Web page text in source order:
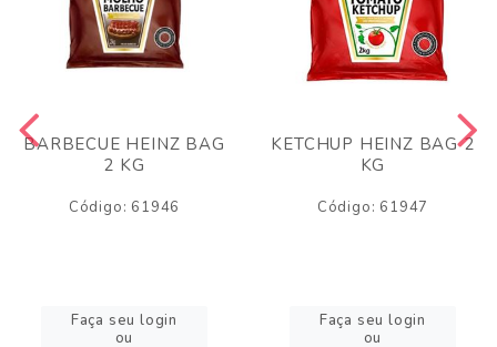
BARBECUE HEINZ BAG
2 KG
Código: 61946
Faça seu login
ou
KETCHUP HEINZ BAG 2
KG
Código: 61947
Faça seu login
ou